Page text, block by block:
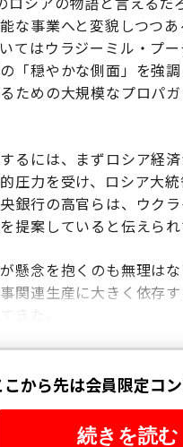
な事業へと変貌しつつ
てはウラジーミル・プ
「穏やかな側面」を強
ための大規模なプロパ
るには、まずロシア経
圧力を受け、ロシア大
銀行の高官らは、ウク
提案していると伝えられ
懸念を抱くのも無理は
関連生産に大きく依存